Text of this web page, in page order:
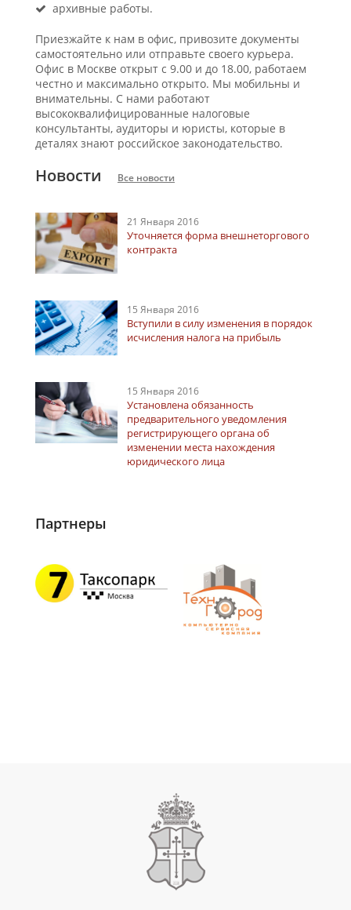
архивные работы.
Приезжайте к нам в офис, привозите документы
самостоятельно или отправьте своего курьера.
Офис в Москве открыт с 9.00 и до 18.00, работаем
честно и максимально открыто. Мы мобильны и
внимательны. С нами работают
высококвалифицированные налоговые
консультанты, аудиторы и юристы, которые в
деталях знают российское законодательство.
Новости Все новости
21 Января 2016
Уточняется форма внешнеторгового
контракта
15 Января 2016
Вступили в силу изменения в порядок
исчисления налога на прибыль
15 Января 2016
Установлена обязанность
предварительного уведомления
регистрирующего органа об
изменении места нахождения
юридического лица
Партнеры